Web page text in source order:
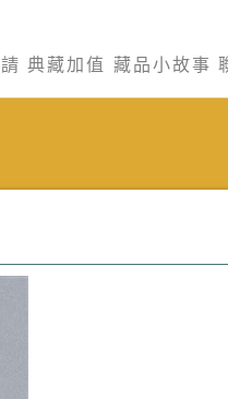
典藏加值 藏品小故事